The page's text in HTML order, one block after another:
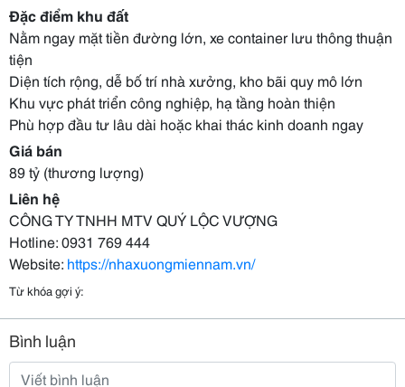
Đặc điểm khu đất
Nằm ngay mặt tiền đường lớn, xe container lưu thông thuận
tiện
Diện tích rộng, dễ bố trí nhà xưởng, kho bãi quy mô lớn
Khu vực phát triển công nghiệp, hạ tầng hoàn thiện
Phù hợp đầu tư lâu dài hoặc khai thác kinh doanh ngay
Giá bán
89 tỷ (thương lượng)
Liên hệ
CÔNG TY TNHH MTV QUÝ LỘC VƯỢNG
Hotline: 0931 769 444
Website: https://nhaxuongmiennam.vn/
Từ khóa gợi ý:
Bình luận